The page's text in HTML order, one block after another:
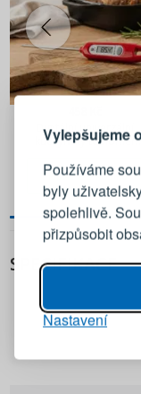
Vylepšujeme
Používáme
byly
spolehlivě.
přizpůsobit
Nastavení
Digitální univerzální
kuchyňský teploměr
PŘIDAT DO KOŠÍKU
SPECIFIKACE